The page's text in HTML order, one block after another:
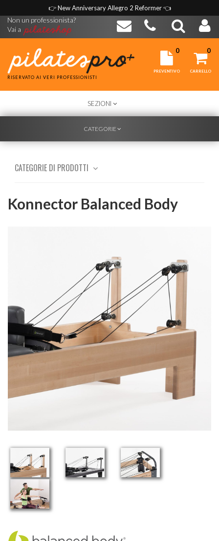
👉New Anniversary Allegro 2 Reformer👈
Non un professionista?
Vai a
RISERVATO AI VERI PROFESSIONISTI
0
PREVENTIVO
0
CARRELLO
TOGGLE
NAVIGATION
SEZIONI
TOGGLE
CATEGORIE
CATEGORIE DI PRODOTTI
Konnector Balanced Body